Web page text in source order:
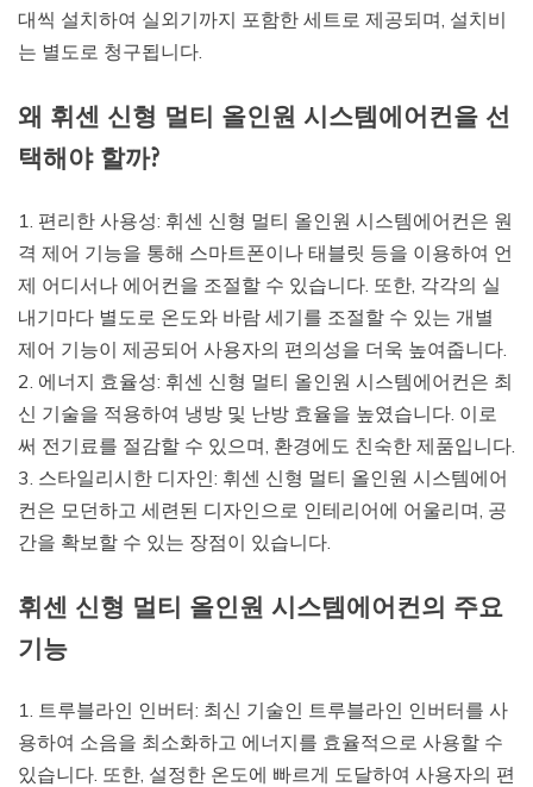
대씩 설치하여 실외기까지 포함한 세트로 제공되며, 설치비
는 별도로 청구됩니다.
왜 휘센 신형 멀티 올인원 시스템에어컨을 선
택해야 할까?
1. 편리한 사용성: 휘센 신형 멀티 올인원 시스템에어컨은 원
격 제어 기능을 통해 스마트폰이나 태블릿 등을 이용하여 언
제 어디서나 에어컨을 조절할 수 있습니다. 또한, 각각의 실
내기마다 별도로 온도와 바람 세기를 조절할 수 있는 개별
제어 기능이 제공되어 사용자의 편의성을 더욱 높여줍니다.
2. 에너지 효율성: 휘센 신형 멀티 올인원 시스템에어컨은 최
신 기술을 적용하여 냉방 및 난방 효율을 높였습니다. 이로
써 전기료를 절감할 수 있으며, 환경에도 친숙한 제품입니다.
3. 스타일리시한 디자인: 휘센 신형 멀티 올인원 시스템에어
컨은 모던하고 세련된 디자인으로 인테리어에 어울리며, 공
간을 확보할 수 있는 장점이 있습니다.
휘센 신형 멀티 올인원 시스템에어컨의 주요
기능
1. 트루블라인 인버터: 최신 기술인 트루블라인 인버터를 사
용하여 소음을 최소화하고 에너지를 효율적으로 사용할 수
있습니다. 또한, 설정한 온도에 빠르게 도달하여 사용자의 편